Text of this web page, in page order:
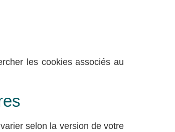
les cookies associés au
selon la version de votre